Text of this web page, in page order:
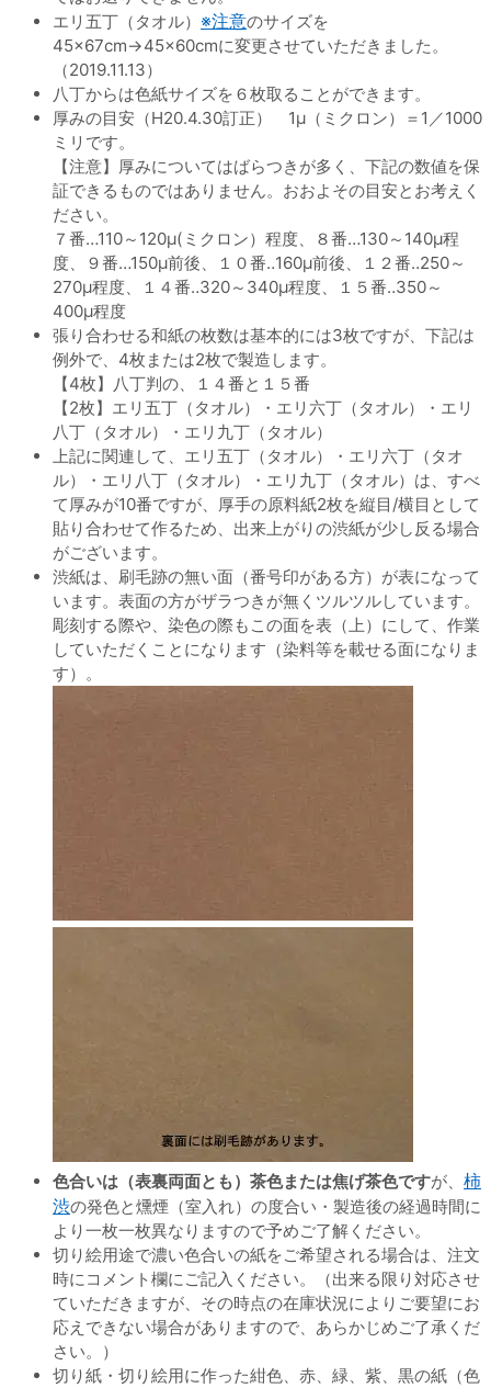
エリ五丁（タオル） ※注意のサイズを
45×67cm→45×60cmに変更させていただきました。
（2019.11.13）
八丁からは色紙サイズを６枚取ることができます。
厚みの目安（H20.4.30訂正） 1μ（ミクロン）＝1／1000
ミリです。
【注意】厚みについてはばらつきが多く、下記の数値を保
証できるものではありません。おおよその目安とお考えく
ださい。
７番…110～120μ(ミクロン）程度、８番…130～140μ程
度、９番…150μ前後、１０番‥160μ前後、１２番‥250～
270μ程度、１４番‥320～340μ程度、１５番‥350～
400μ程度
張り合わせる和紙の枚数は基本的には3枚ですが、下記は
例外で、4枚または2枚で製造します。
【4枚】八丁判の、１４番と１５番
【2枚】エリ五丁（タオル）・エリ六丁（タオル）・エリ
八丁（タオル）・エリ九丁（タオル）
上記に関連して、エリ五丁（タオル）・エリ六丁（タオ
ル）・エリ八丁（タオル）・エリ九丁（タオル）は、すべ
て厚みが10番ですが、厚手の原料紙2枚を縦目/横目として
貼り合わせて作るため、出来上がりの渋紙が少し反る場合
がございます。
渋紙は、刷毛跡の無い面（番号印がある方）が表になって
います。表面の方がザラつきが無くツルツルしています。
彫刻する際や、染色の際もこの面を表（上）にして、作業
していただくことになります（染料等を載せる面になりま
す）。
色合いは（表裏両面とも）茶色または焦げ茶色ですが、 柿
渋の発色と燻煙（室入れ）の度合い・製造後の経過時間に
より一枚一枚異なりますので予めご了解ください。
切り絵用途で濃い色合いの紙をご希望される場合は、注文
時にコメント欄にご記入ください。（出来る限り対応させ
ていただきますが、その時点の在庫状況によりご要望にお
応えできない場合がありますので、あらかじめご了承くだ
さい。）
切り紙・切り絵用に作った紺色、赤、緑、紫、黒の紙（色